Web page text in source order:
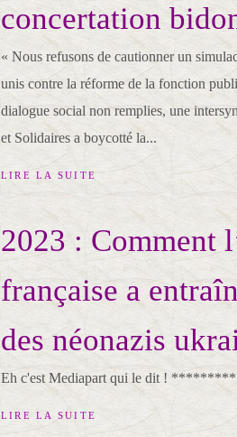
concertation
« Nous refusons de cautionner un
unis contre la réforme de la fonction
dialogue social non remplies, une
et Solidaires a boycotté la...
LIRE LA SUITE
2023 : Comment
française a
des néonazis
Eh c'est Mediapart qui le dit !
LIRE LA SUITE